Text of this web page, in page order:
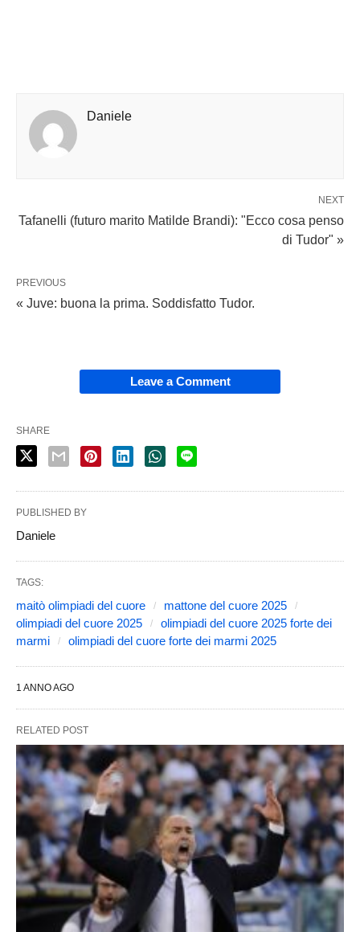
Daniele
NEXT
Tafanelli (futuro marito Matilde Brandi): "Ecco cosa penso
di Tudor" »
PREVIOUS
« Juve: buona la prima. Soddisfatto Tudor.
Leave a Comment
SHARE
PUBLISHED BY
Daniele
TAGS:
maitò olimpiadi del cuore
mattone del cuore 2025
olimpiadi del cuore 2025
olimpiadi del cuore 2025 forte dei
marmi
olimpiadi del cuore forte dei marmi 2025
1 ANNO AGO
RELATED POST